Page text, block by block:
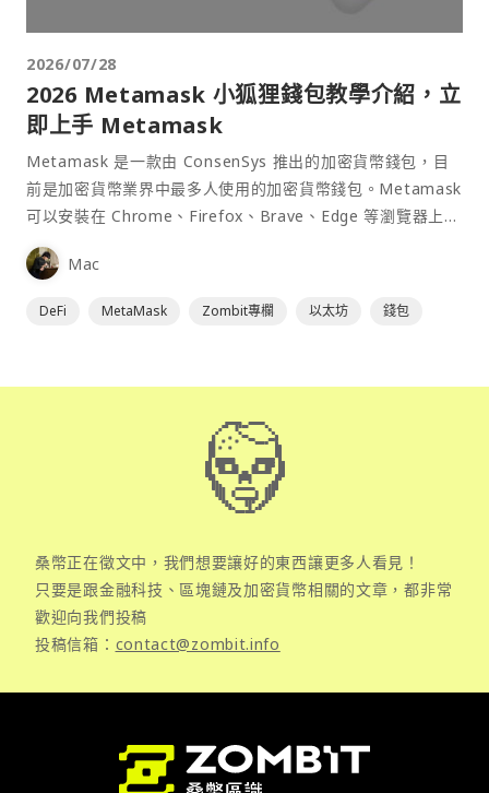
2026/07/28
2026 Metamask 小狐狸錢包教學介紹，立
即上手 Metamask
Metamask 是一款由 ConsenSys 推出的加密貨幣錢包，目
前是加密貨幣業界中最多人使用的加密貨幣錢包。Metamask
可以安裝在 Chrome、Firefox、Brave、Edge 等瀏覽器上作
為插件使用，具備許多功能且使用上非常方便。
Mac
DeFi MetaMask Zombit專欄 以太坊 錢包
桑幣正在徵文中，我們想要讓好的東西讓更多人看見！
只要是跟金融科技、區塊鏈及加密貨幣相關的文章，都非常
歡迎向我們投稿
投稿信箱： contact@zombit.info